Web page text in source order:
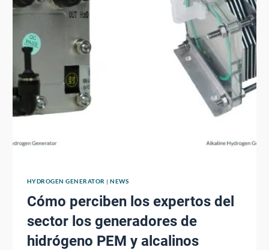
HYDROGEN GENERATOR |NEWS
Cómo perciben los expertos del
sector los generadores de
hidrógeno PEM y alcalinos